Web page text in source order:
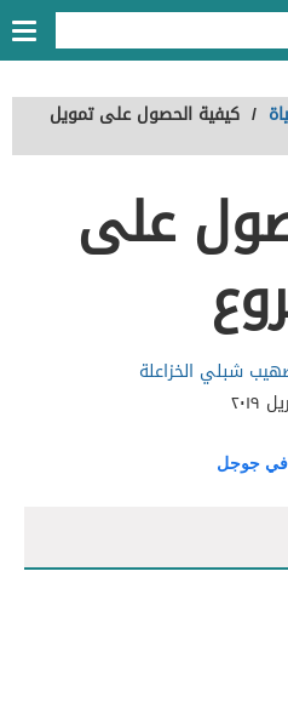
/ كيفية الحصول على تمويل
على
شبلي الخزاعلة
جوجل